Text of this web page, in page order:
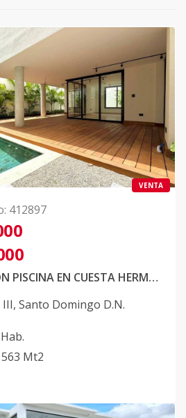
VENTA
: 412897
CASA EN VENTA CON PISCINA EN CUESTA HERMOSA III
, Santo Domingo D.N.
Hab.
563 Mt2